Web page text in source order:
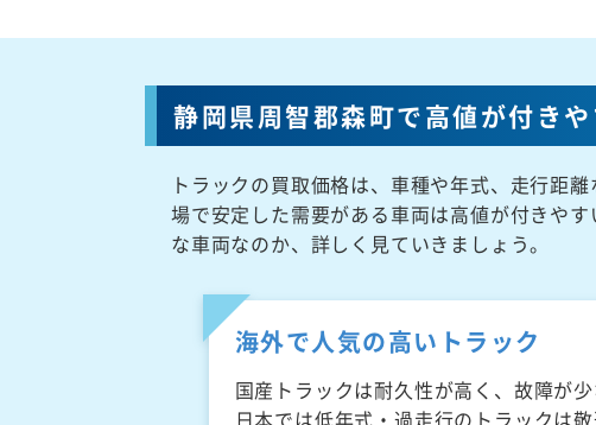
静岡県周智郡森町で高値が付き
トラックの買取価格は、車種や年式、走行距
場で安定した需要がある車両は高値が付きや
な車両なのか、詳しく見ていきましょう。
海外で人気の高いトラック
国産トラックは耐久性が高く、故障が
日本では低年式・過走行のトラックは